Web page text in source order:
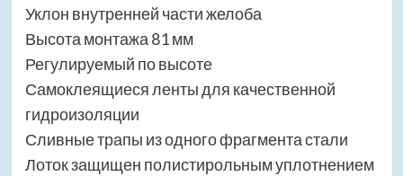
Уклон внутренней части желоба
Высота монтажа 81 мм
Регулируемый по высоте
Самоклеящиеся ленты для качественной
гидроизоляции
Сливные трапы из одного фрагмента стали
Лоток защищен полистирольным уплотнением